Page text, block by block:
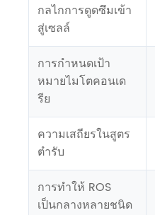
กลไกการดูดซึมเข้า
สู่เซลล์
การกำหนดเป้า
หมายไมโตคอนเด
รีย
ความเสถียรในสูตร
ตำรับ
การทำให้ ROS
เป็นกลางหลายชนิด